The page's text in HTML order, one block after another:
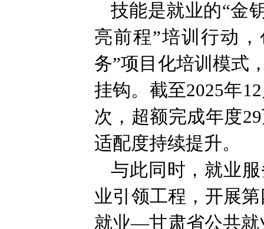
技能是就业的“金
亮前程”培训行动
务”项目化培训模式
挂钩。截至2025年
次，超额完成年度
适配度持续提升。
与此同时，就业
业引领工程，开展
就业—甘肃省公共就